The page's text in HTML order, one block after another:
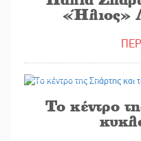
«Ήλιος»
Το κέντρο